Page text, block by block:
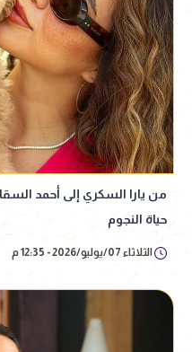
من يارا السكري إلى أحمد
حياة النجوم
الثلاثاء 07/يوليو/2026 - 12:35 م